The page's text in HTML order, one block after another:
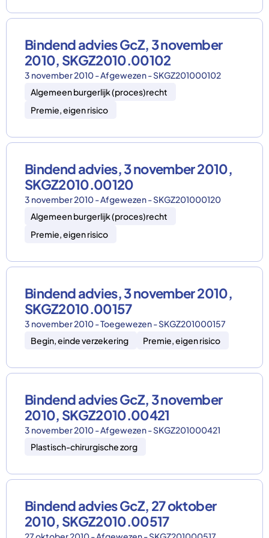
Bindend advies GcZ, 3 november
2010, SKGZ2010.00102
3 november 2010 - Afgewezen - SKGZ201000102
Algemeen burgerlijk (proces)recht
Premie, eigen risico
Bindend advies, 3 november 2010,
SKGZ2010.00120
3 november 2010 - Afgewezen - SKGZ201000120
Algemeen burgerlijk (proces)recht
Premie, eigen risico
Bindend advies, 3 november 2010,
SKGZ2010.00157
3 november 2010 - Toegewezen - SKGZ201000157
Begin, einde verzekering
Premie, eigen risico
Bindend advies GcZ, 3 november
2010, SKGZ2010.00421
3 november 2010 - Afgewezen - SKGZ201000421
Plastisch-chirurgische zorg
Bindend advies GcZ, 27 oktober
2010, SKGZ2010.00517